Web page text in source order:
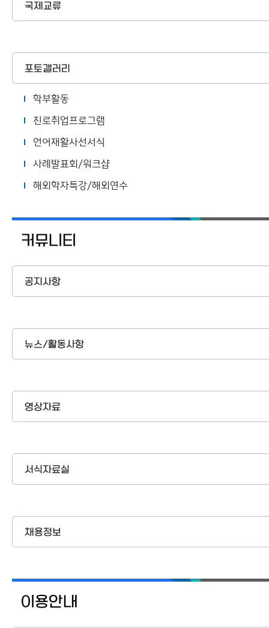
국제교류
포토갤러리
학부활동
진로취업프로그램
언어재활사선서식
사례발표회/워크샵
해외학자특강/해외연수
커뮤니티
공지사항
뉴스/활동사항
영상자료
서식자료실
채용정보
이용안내